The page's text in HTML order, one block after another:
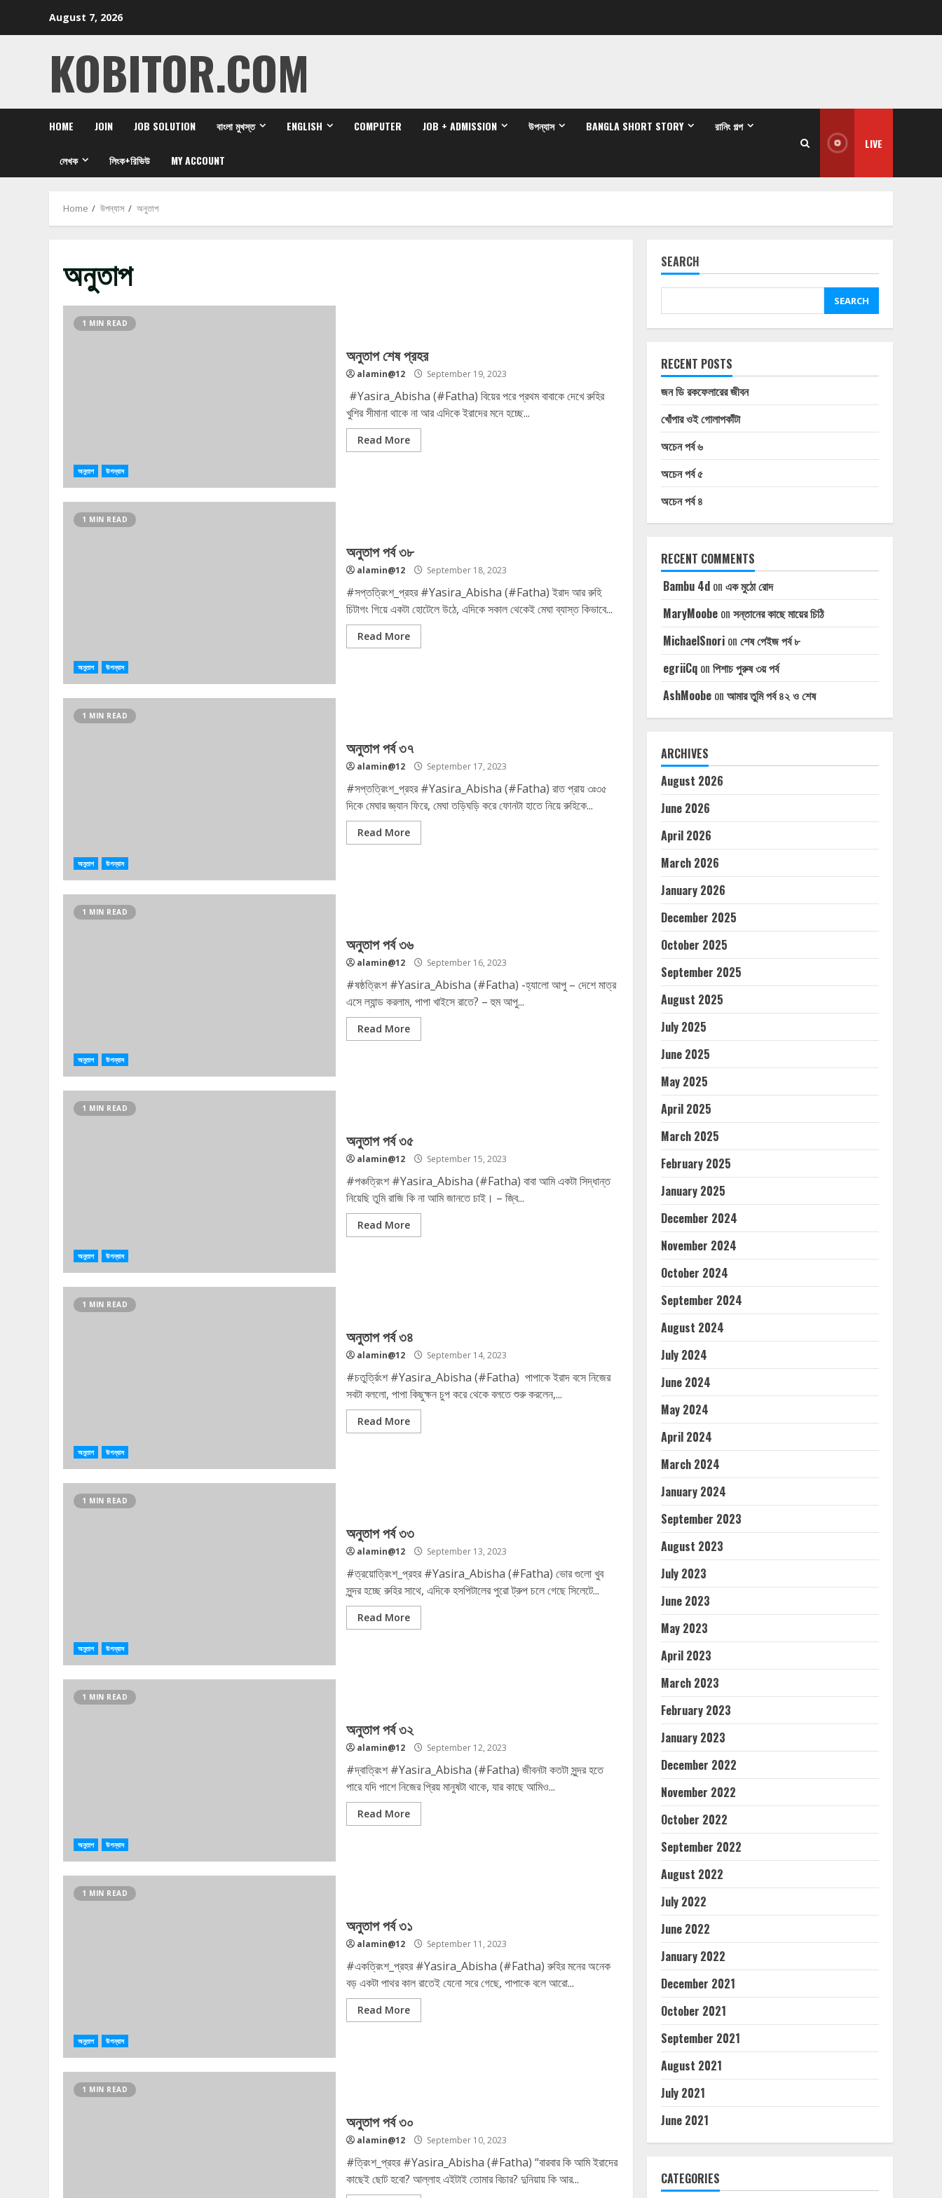
August 7, 2026
KOBITOR.COM
HOME JOIN JOB SOLUTION বাংলা মুখস্ত ENGLISH COMPUTER JOB + ADMISSION উপন্যাস BANGLA SHORT STORY রানিং গল্প
লেখক লিংক+রিভিউ MY ACCOUNT
LIVE
Home উপন্যাস অনুতাপ
অনুতাপ
1 MIN READ
অনুতাপ উপন্যাস
অনুতাপ শেষ প্রহর
alamin@12 September 19, 2023
#Yasira_Abisha (#Fatha) বিয়ের পরে প্রথম বাবাকে দেখে রুহির
খুশির সীমানা থাকে না আর এদিকে ইরাদের মনে হচ্ছে...
Read More
1 MIN READ
অনুতাপ উপন্যাস
অনুতাপ পর্ব ৩৮
alamin@12 September 18, 2023
#সপ্তত্রিংশ_প্রহর #Yasira_Abisha (#Fatha) ইরাদ আর রুহি
চিটাগং গিয়ে একটা হোটেলে উঠে, এদিকে সকাল থেকেই মেঘা ব্যাস্ত কিভাবে...
Read More
1 MIN READ
অনুতাপ উপন্যাস
অনুতাপ পর্ব ৩৭
alamin@12 September 17, 2023
#সপ্তত্রিংশ_প্রহর #Yasira_Abisha (#Fatha) রাত প্রায় ৩ঃ৩৫
দিকে মেঘার জ্ঞ্যান ফিরে, মেঘা তড়িঘড়ি করে ফোনটা হাতে নিয়ে রুহিকে...
Read More
1 MIN READ
অনুতাপ উপন্যাস
অনুতাপ পর্ব ৩৬
alamin@12 September 16, 2023
#ষষ্ঠত্রিংশ #Yasira_Abisha (#Fatha) -হ্যালো আপু – দেশে মাত্র
এসে ল্যান্ড করলাম, পাপা খাইসে রাতে? – হুম আপু...
Read More
1 MIN READ
অনুতাপ উপন্যাস
অনুতাপ পর্ব ৩৫
alamin@12 September 15, 2023
#পঞ্চত্রিংশ #Yasira_Abisha (#Fatha) বাবা আমি একটা সিদ্ধান্ত
নিয়েছি তুমি রাজি কি না আমি জানতে চাই। – জ্বি...
Read More
1 MIN READ
অনুতাপ উপন্যাস
অনুতাপ পর্ব ৩৪
alamin@12 September 14, 2023
#চতুর্ত্রিংশ #Yasira_Abisha (#Fatha) পাপাকে ইরাদ বসে নিজের
সবটা বললো, পাপা কিছুক্ষন চুপ করে থেকে বলতে শুরু করলেন,...
Read More
1 MIN READ
অনুতাপ উপন্যাস
অনুতাপ পর্ব ৩৩
alamin@12 September 13, 2023
#ত্রয়োত্রিংশ_প্রহর #Yasira_Abisha (#Fatha) ভোর গুলো খুব
সুন্দর হচ্ছে রুহির সাথে, এদিকে হসপিটালের পুরো ট্রুপ চলে গেছে সিলেটে...
Read More
1 MIN READ
অনুতাপ উপন্যাস
অনুতাপ পর্ব ৩২
alamin@12 September 12, 2023
#দ্বাত্রিংশ #Yasira_Abisha (#Fatha) জীবনটা কতটা সুন্দর হতে
পারে যদি পাশে নিজের প্রিয় মানুষটা থাকে, যার কাছে আমিও...
Read More
1 MIN READ
অনুতাপ উপন্যাস
অনুতাপ পর্ব ৩১
alamin@12 September 11, 2023
#একত্রিংশ_প্রহর #Yasira_Abisha (#Fatha) রুহির মনের অনেক
বড় একটা পাথর কাল রাতেই যেনো সরে গেছে, পাপাকে বলে আরো...
Read More
1 MIN READ
অনুতাপ পর্ব ৩০
alamin@12 September 10, 2023
#ত্রিংশ_প্রহর #Yasira_Abisha (#Fatha) “বারবার কি আমি ইরাদের
কাছেই ছোট হবো? আল্লাহ এইটাই তোমার বিচার? দুনিয়ায় কি আর...
SEARCH
SEARCH
RECENT POSTS
জন ডি রকফেলারের জীবন
খোঁপার ওই গোলাপকাঁটা
অচেন পর্ব ৬
অচেন পর্ব ৫
অচেন পর্ব ৪
RECENT COMMENTS
Bambu 4don এক মুঠো রোদ
MaryMoobeon সন্তানের কাছে মায়ের চিঠি
MichaelSnorion শেষ পেইজ পর্ব ৮
egriiCqon পিশাচ পুরুষ ৩য় পর্ব
AshMoobeon আমার তুমি পর্ব ৪২ ও শেষ
ARCHIVES
August 2026
June 2026
April 2026
March 2026
January 2026
December 2025
October 2025
September 2025
August 2025
July 2025
June 2025
May 2025
April 2025
March 2025
February 2025
January 2025
December 2024
November 2024
October 2024
September 2024
August 2024
July 2024
June 2024
May 2024
April 2024
March 2024
January 2024
September 2023
August 2023
July 2023
June 2023
May 2023
April 2023
March 2023
February 2023
January 2023
December 2022
November 2022
October 2022
September 2022
August 2022
July 2022
June 2022
January 2022
December 2021
October 2021
September 2021
August 2021
July 2021
June 2021
CATEGORIES